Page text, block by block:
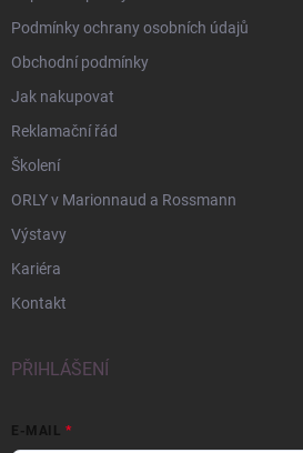
Podmínky ochrany osobních údajů
Obchodní podmínky
Jak nakupovat
Reklamační řád
Školení
ORLY v Marionnaud a Rossmann
Výstavy
Kariéra
Kontakt
PŘIHLÁŠENÍ
E-MAIL